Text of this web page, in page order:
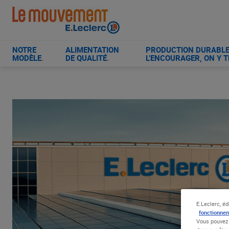
Aller
contenu
NOTRE
MODÈLE.
ALIMENTATION
DE QUALITÉ.
PRODUCTION
L’ENCOURAGER, ON Y
E.Leclerc,
Vous